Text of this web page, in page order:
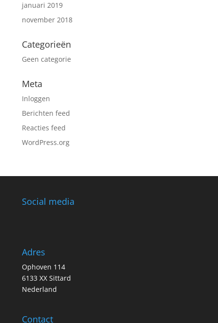
januari 2019
november 2018
Categorieën
Geen categorie
Meta
Inloggen
Berichten feed
Reacties feed
WordPress.org
Social media
Adres
Ophoven 114
6133 XX Sittard
Nederland
Contact